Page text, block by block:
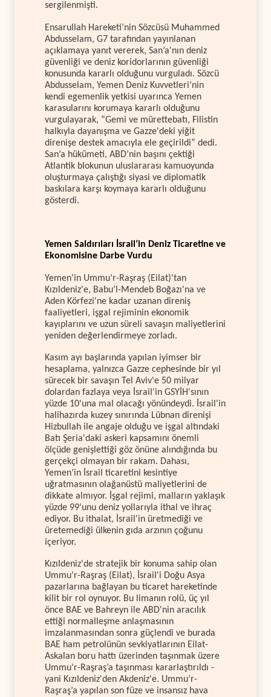
sergilenmişti.
Ensarullah Hareketi’nin Sözcüsü Muhammed
Abdusselam, G7 tarafından yayınlanan
açıklamaya yanıt vererek, San’a'nın deniz
güvenliği ve deniz koridorlarının güvenliği
konusunda kararlı olduğunu vurguladı. Sözcü
Abdusselam, Yemen Deniz Kuvvetleri’nin
kendi egemenlik yetkisi uyarınca Yemen
karasularını korumaya kararlı olduğunu
vurgulayarak, “Gemi ve mürettebatı, Filistin
halkıyla dayanışma ve Gazze'deki yiğit
direnişe destek amacıyla ele geçirildi” dedi.
San’a hükümeti, ABD’nin başını çektiği
Atlantik blokunun uluslararası kamuoyunda
oluşturmaya çalıştığı siyasi ve diplomatik
baskılara karşı koymaya kararlı olduğunu
gösterdi.
Yemen Saldırıları İsrail’in Deniz Ticaretine ve
Ekonomisine Darbe Vurdu
Yemen'in Ummu’r-Raşraş (Eilat)'tan
Kızıldeniz'e, Babu’l-Mendeb Boğazı'na ve
Aden Körfezi'ne kadar uzanan direniş
faaliyetleri, işgal rejiminin ekonomik
kayıplarını ve uzun süreli savaşın maliyetlerini
yeniden değerlendirmeye zorladı.
Kasım ayı başlarında yapılan iyimser bir
hesaplama, yalnızca Gazze cephesinde bir yıl
sürecek bir savaşın Tel Aviv'e 50 milyar
dolardan fazlaya veya İsrail'in GSYİH'sının
yüzde 10'una mal olacağı yönündeydi. İsrail'in
halihazırda kuzey sınırında Lübnan direnişi
Hizbullah ile angaje olduğu ve işgal altındaki
Batı Şeria'daki askeri kapsamını önemli
ölçüde genişlettiği göz önüne alındığında bu
gerçekçi olmayan bir rakam. Dahası,
Yemen’in İsrail ticaretini kesintiye
uğratmasının olağanüstü maliyetlerini de
dikkate almıyor. İşgal rejimi, malların yaklaşık
yüzde 99'unu deniz yollarıyla ithal ve ihraç
ediyor. Bu ithalat, İsrail'in üretmediği ve
üretemediği ülkenin gıda arzının çoğunu
içeriyor.
Kızıldeniz'de stratejik bir konuma sahip olan
Ummu’r-Raşraş (Eilat), İsrail'i Doğu Asya
pazarlarına bağlayan bu ticaret hareketinde
kilit bir rol oynuyor. Bu limanın rolü, üç yıl
önce BAE ve Bahreyn ile ABD'nin aracılık
ettiği normalleşme anlaşmasının
imzalanmasından sonra güçlendi ve burada
BAE ham petrolünün sevkiyatlarının Eilat-
Askalan boru hattı üzerinden taşınmak üzere
Ummu’r-Raşraş’a taşınması kararlaştırıldı -
yani Kızıldeniz'den Akdeniz'e. Ummu’r-
Raşraş’a yapılan son füze ve insansız hava